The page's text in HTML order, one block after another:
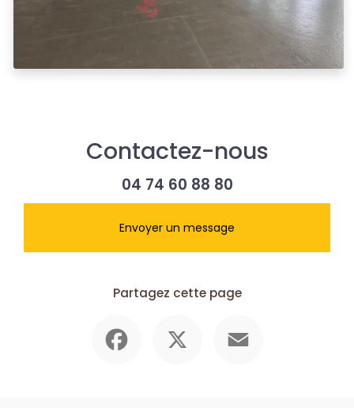
Contactez-nous
04 74 60 88 80
Envoyer un message
Partagez cette page